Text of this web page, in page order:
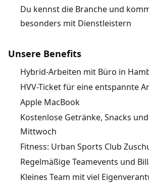
Du kennst die Branche und
besonders mit Dienstleistern
Unsere Benefits
Hybrid-Arbeiten mit Büro in
HVV-Ticket für eine entspannte
Apple MacBook
Kostenlose Getränke, Snacks
Mittwoch
Fitness: Urban Sports Club
Regelmäßige Teamevents und
Kleines Team mit viel